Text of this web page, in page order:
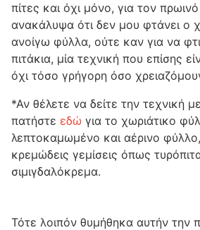
πίτες και όχι μόνο, για τον
ανακάλυψα ότι δεν μου φτάνει ο
ανοίγω φύλλα, ούτε καν για να
πιτάκια, μία τεχνική που επίσης
όχι τόσο γρήγορη όσο
*Αν θέλετε να δείτε την τεχνική
πατήστε εδώ για το χωριάτικο
λεπτοκαμωμένο και αέρινο
κρεμώδεις γεμίσεις όπως
σιμιγδαλόκρεμα.
Τότε λοιπόν θυμήθηκα αυτήν την